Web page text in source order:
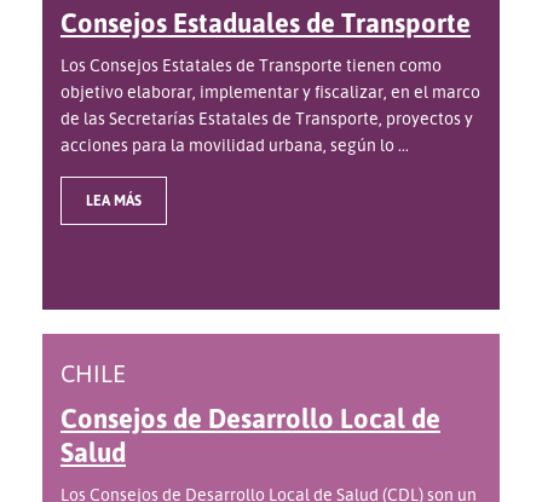
Consejos Estaduales de Transporte
Los Consejos Estatales de Transporte tienen como
objetivo elaborar, implementar y fiscalizar, en el marco
de las Secretarías Estatales de Transporte, proyectos y
acciones para la movilidad urbana, según lo ...
LEA MÁS
CHILE
Consejos de Desarrollo Local de
Salud
Los Consejos de Desarrollo Local de Salud (CDL) son un